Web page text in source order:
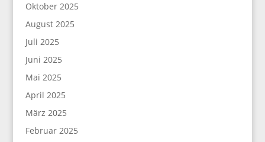
Oktober 2025
August 2025
Juli 2025
Juni 2025
Mai 2025
April 2025
März 2025
Februar 2025